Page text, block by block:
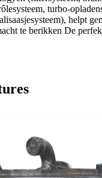
turbo-
helpt
te berikken De